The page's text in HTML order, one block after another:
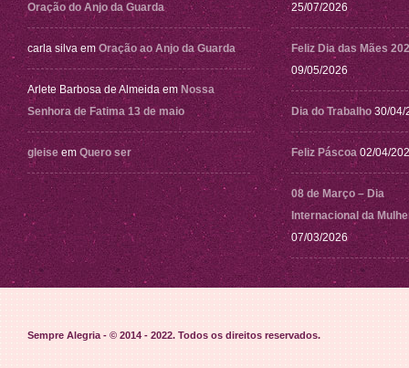
Oração do Anjo da Guarda
carla silva em Oração ao Anjo da Guarda
Arlete Barbosa de Almeida em Nossa
Senhora de Fatima 13 de maio
gleise em Quero ser
25/07/2026
Feliz Dia das Mães
09/05/2026
Dia do Trabalho 30/04/
Feliz Páscoa 02/04/
08 de Março – Dia
Internacional da
07/03/2026
Sempre Alegria - © 2014 - 2022. Todos os direitos reservados.